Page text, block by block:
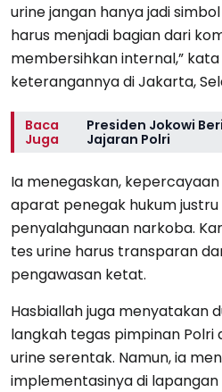
urine jangan hanya jadi
harus menjadi bagian dari
membersihkan internal,”
keterangannya di Jakarta,
Baca
Juga
Presiden Jokowi
Jajaran Polri
Ia menegaskan,
aparat penegak hukum
penyalahgunaan narkoba.
tes urine harus transparan
pengawasan ketat.
Hasbiallah juga menyatakan
langkah tegas pimpinan
urine serentak. Namun, ia
implementasinya di